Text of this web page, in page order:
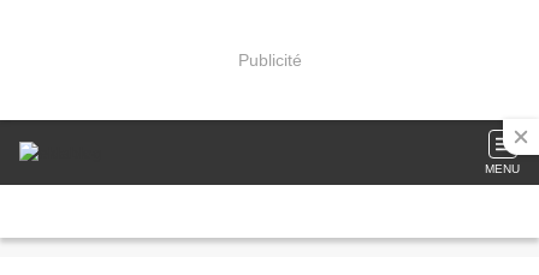
Publicité
MENU